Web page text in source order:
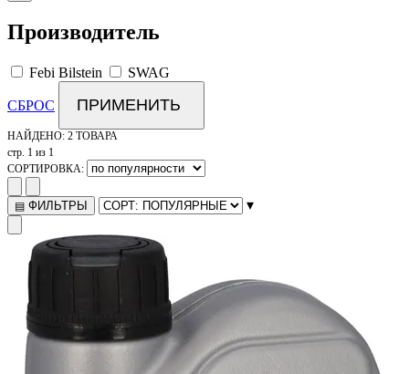
Производитель
Febi Bilstein SWAG
СБРОС ПРИМЕНИТЬ
НАЙДЕНО: 2 ТОВАРА
стр. 1 из 1
СОРТИРОВКА:
▤ ФИЛЬТРЫ ▾